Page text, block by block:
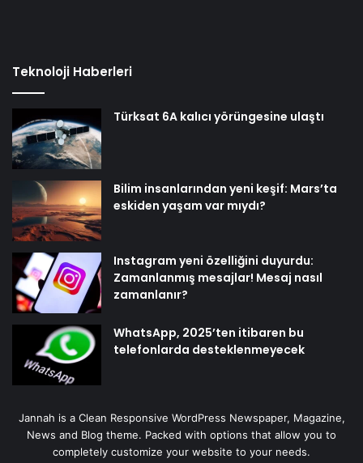
Teknoloji Haberleri
Türksat 6A kalıcı yörüngesine ulaştı
Bilim insanlarından yeni keşif: Mars’ta
eskiden yaşam var mıydı?
Instagram yeni özelliğini duyurdu:
Zamanlanmış mesajlar! Mesaj nasıl
zamanlanır?
WhatsApp, 2025’ten itibaren bu
telefonlarda desteklenmeyecek
Jannah is a Clean Responsive WordPress Newspaper, Magazine,
News and Blog theme. Packed with options that allow you to
completely customize your website to your needs.